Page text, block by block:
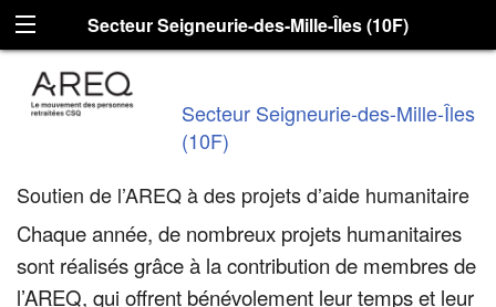
Secteur Seigneurie-des-Mille-Îles (10F)
Secteur Seigneurie-des-Mille-Îles
(10F)
Soutien de l’AREQ à des projets d’aide humanitaire
Chaque année, de nombreux projets humanitaires
sont réalisés grâce à la contribution de membres de
l’AREQ, qui offrent bénévolement leur temps et leur